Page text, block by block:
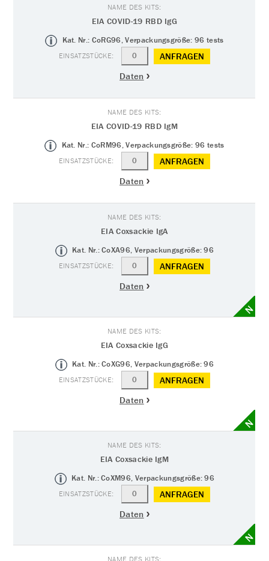
EIA COVID-19 RBD IgG
Kat. Nr.: CoRG96, Verpackungsgröße: 96 tests
ANFRAGEN
Daten
EIA COVID-19 RBD IgM
Kat. Nr.: CoRM96, Verpackungsgröße: 96 tests
ANFRAGEN
Daten
EIA Coxsackie IgA
Kat. Nr.: CoXA96, Verpackungsgröße: 96
ANFRAGEN
Daten
N
EIA Coxsackie IgG
Kat. Nr.: CoXG96, Verpackungsgröße: 96
ANFRAGEN
Daten
N
EIA Coxsackie IgM
Kat. Nr.: CoXM96, Verpackungsgröße: 96
ANFRAGEN
Daten
N